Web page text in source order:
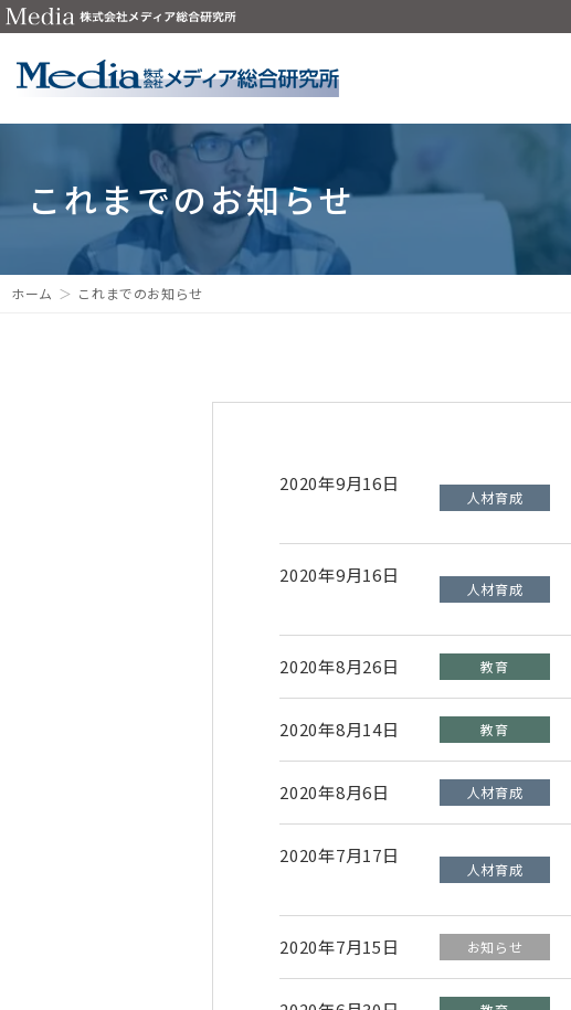
これまでのお知らせ
ホーム これまでのお知らせ
2020年9月16日
2020年9月16日
2020年8月26日
2020年8月14日
2020年8月6日
2020年7月17日
2020年7月15日